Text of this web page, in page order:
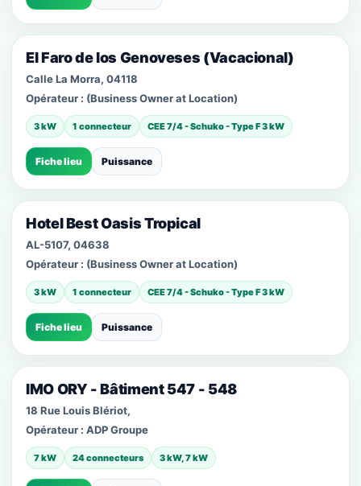
El Faro de los Genoveses (Vacacional)
Calle La Morra, 04118
Opérateur : (Business Owner at Location)
3 kW 1 connecteur CEE 7/4 - Schuko - Type F 3 kW
Fiche lieu Puissance
Hotel Best Oasis Tropical
AL-5107, 04638
Opérateur : (Business Owner at Location)
3 kW 1 connecteur CEE 7/4 - Schuko - Type F 3 kW
Fiche lieu Puissance
IMO ORY - Bâtiment 547 - 548
18 Rue Louis Blériot,
Opérateur : ADP Groupe
7 kW 24 connecteurs 3 kW, 7 kW